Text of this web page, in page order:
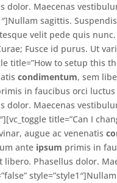
Maecenas
sagittis.
velit pede quis
Fusce id purus. Ut
title=”How to setup this
condimentum, sem
in faucibus orci
Maecenas
title=”Can I
augue ac venenatis
ante ipsum primis in
Phasellus dolor.